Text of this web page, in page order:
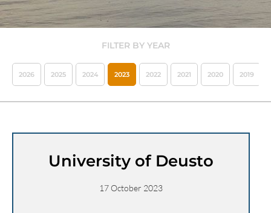
FILTER BY YEAR
2026 2025 2024 2023 2022 2021 2020 2019
University of Deusto
17 October 2023